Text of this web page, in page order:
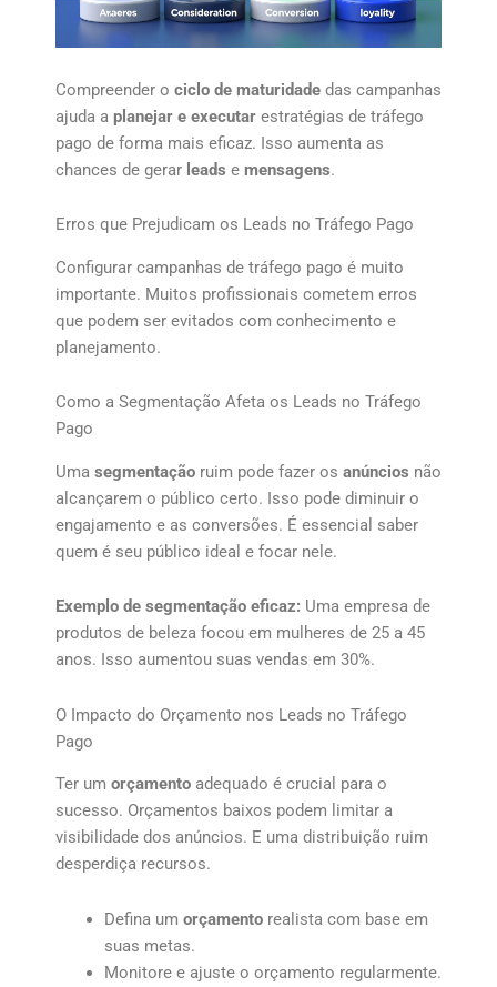
Compreender o ciclo de maturidade das campanhas
ajuda a planejar e executar estratégias de tráfego
pago de forma mais eficaz. Isso aumenta as
chances de gerar leads e mensagens.
Erros que Prejudicam os Leads no Tráfego Pago
Configurar campanhas de tráfego pago é muito
importante. Muitos profissionais cometem erros
que podem ser evitados com conhecimento e
planejamento.
Como a Segmentação Afeta os Leads no Tráfego
Pago
Uma segmentação ruim pode fazer os anúncios não
alcançarem o público certo. Isso pode diminuir o
engajamento e as conversões. É essencial saber
quem é seu público ideal e focar nele.
Exemplo de segmentação eficaz: Uma empresa de
produtos de beleza focou em mulheres de 25 a 45
anos. Isso aumentou suas vendas em 30%.
O Impacto do Orçamento nos Leads no Tráfego
Pago
Ter um orçamento adequado é crucial para o
sucesso. Orçamentos baixos podem limitar a
visibilidade dos anúncios. E uma distribuição ruim
desperdiça recursos.
Defina um orçamentorealista com base em
suas metas.
Monitore e ajuste o orçamento regularmente.